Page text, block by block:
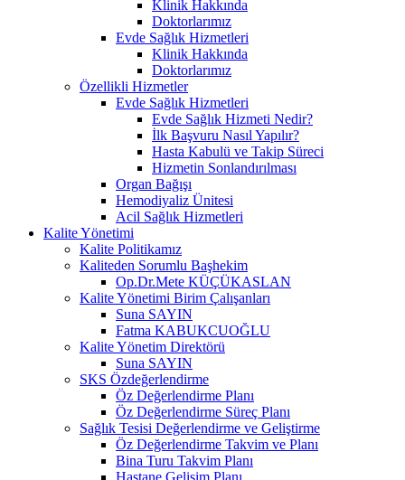
Klinik Hakkında
Doktorlarımız
Evde Sağlık Hizmetleri
Klinik Hakkında
Doktorlarımız
Özellikli Hizmetler
Evde Sağlık Hizmetleri
Evde Sağlık Hizmeti Nedir?
İlk Başvuru Nasıl Yapılır?
Hasta Kabulü ve Takip Süreci
Hizmetin Sonlandırılması
Organ Bağışı
Hemodiyaliz Ünitesi
Acil Sağlık Hizmetleri
Kalite Yönetimi
Kalite Politikamız
Kaliteden Sorumlu Başhekim
Op.Dr.Mete KÜÇÜKASLAN
Kalite Yönetimi Birim Çalışanları
Suna SAYIN
Fatma KABUKCUOĞLU
Kalite Yönetim Direktörü
Suna SAYIN
SKS Özdeğerlendirme
Öz Değerlendirme Planı
Öz Değerlendirme Süreç Planı
Sağlık Tesisi Değerlendirme ve Geliştirme
Öz Değerlendirme Takvim ve Planı
Bina Turu Takvim Planı
Hastane Gelişim Planı